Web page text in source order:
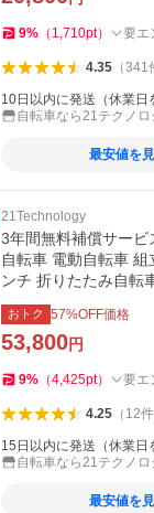
9% （ 1,710pt） 要エ
4.35（341
10日以内に発送（休業日
自転車なら21テクノロ
最安値を
21Technology
3年間無料補償サー
自転車 電動自転車
ンチ 折りたたみ自転
ップで完成 NEOL200
おトク 57%OFF価格
53,800円
9% （4,425pt） 要エ
4.25（ 12件
15日以内に発送（休業日
自転車なら21テクノロ
最安値を